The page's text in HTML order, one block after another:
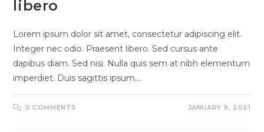
libero
Lorem ipsum dolor sit amet, consectetur adipiscing elit.
Integer nec odio. Praesent libero. Sed cursus ante
dapibus diam. Sed nisi. Nulla quis sem at nibh elementum
imperdiet. Duis sagittis ipsum.…
0 COMMENTS JANUARY 9, 2021